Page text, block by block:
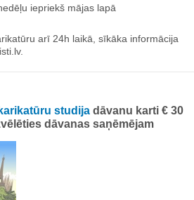
iepriekš mājas lapā
arī 24h laikā, sīkāka informācija
studija dāvanu karti € 30
dāvanas saņēmējam